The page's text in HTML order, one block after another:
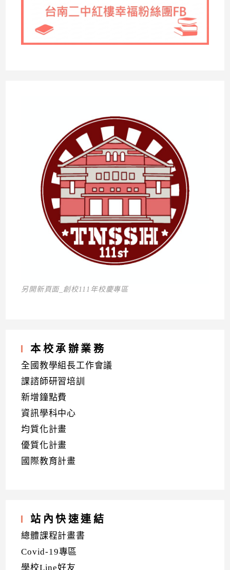
另開新頁面_創校111年校慶專區
本校承辦業務
全國教學組長工作會議
課諮師研習培訓
新增鐘點費
資訊學科中心
均質化計畫
優質化計畫
國際教育計畫
站內快速連結
總體課程計畫書
Covid-19專區
學校Line好友